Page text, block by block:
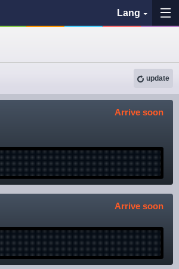
Lang
各バス会社リンク先
BUSit User's Guide
Disclaimer
update
Arrive soon
Arrive soon